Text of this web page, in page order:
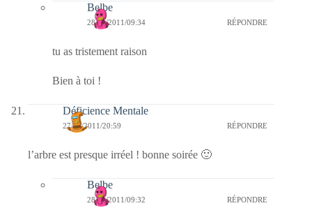
Belbe
28/01/2011/09:34 RÉPONDRE
tu as tristement raison
Bien à toi !
Déficience Mentale
27/01/2011/20:59 RÉPONDRE
l’arbre est presque irréel ! bonne soirée 🙂
Belbe
28/01/2011/09:32 RÉPONDRE